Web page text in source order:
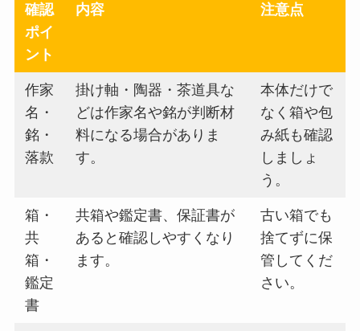
確認
ポイ
ント
内容 注意点
作家
名・
銘・
落款
掛け軸・陶器・茶道具な
どは作家名や銘が判断材
料になる場合がありま
す。
本体だけで
なく箱や包
み紙も確認
しましょ
う。
箱・
共
箱・
鑑定
書
共箱や鑑定書、保証書が
あると確認しやすくなり
ます。
古い箱でも
捨てずに保
管してくだ
さい。